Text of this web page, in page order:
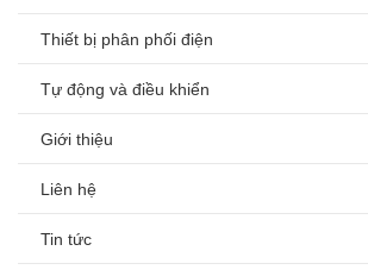
Thiết bị phân phối điện
Tự động và điều khiển
Giới thiệu
Liên hệ
Tin tức